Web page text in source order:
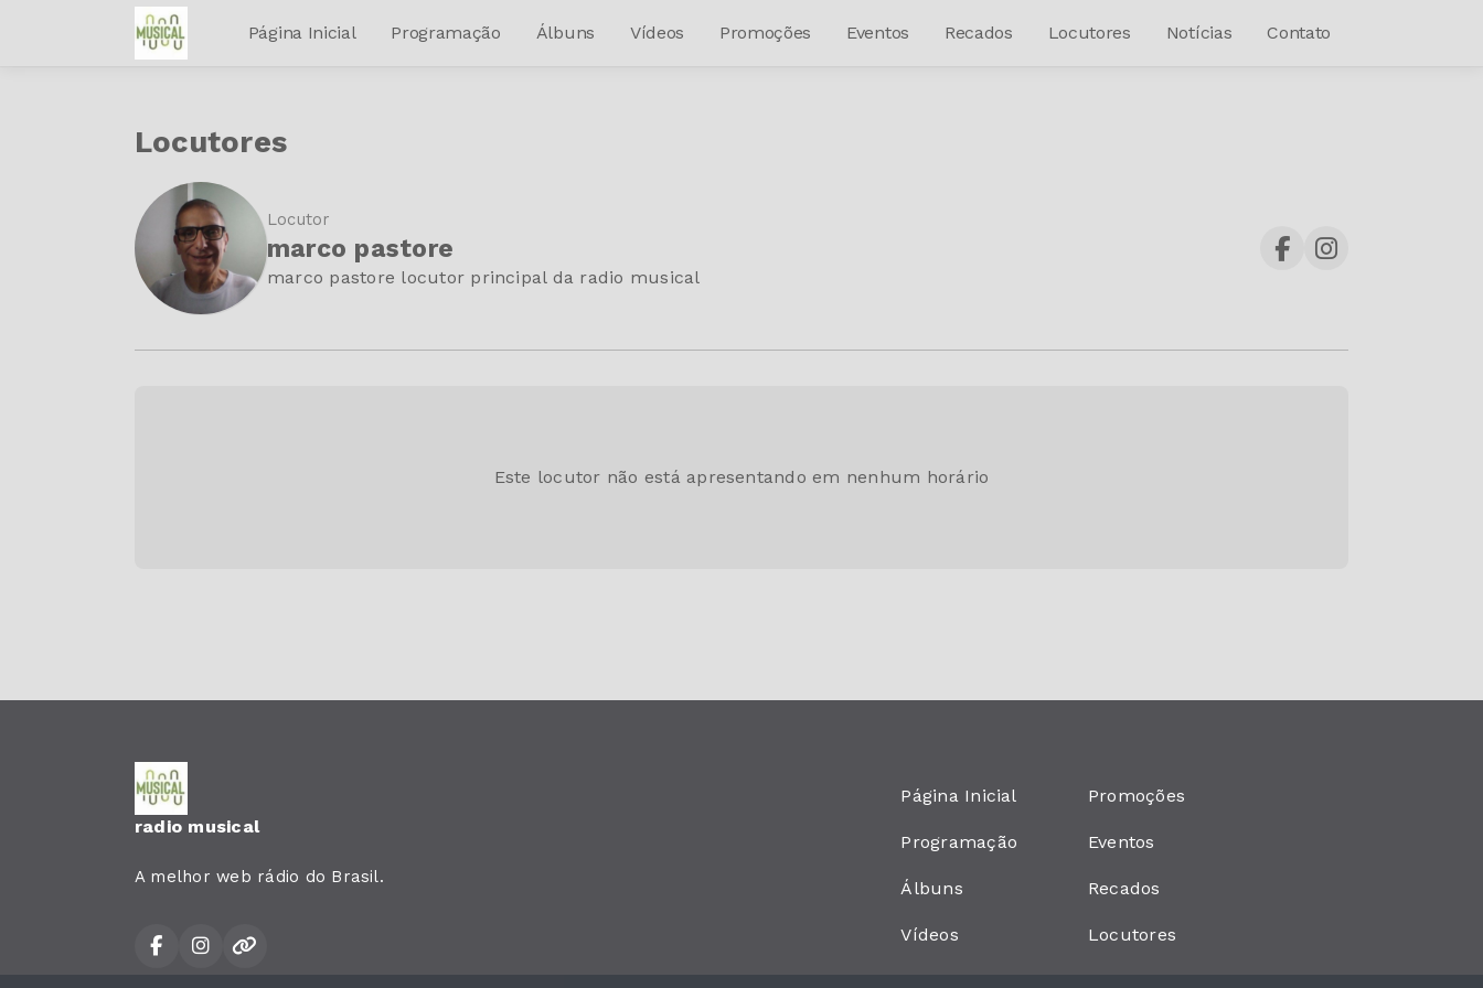
Página Inicial Programação Álbuns Vídeos Promoções Eventos Recados Locutores Notícias Contato
Locutores
Locutor
marco pastore
marco pastore locutor principal da radio musical
Este locutor não está apresentando em nenhum horário
radio musical
A melhor web rádio do Brasil.
Página Inicial
Programação
Álbuns
Vídeos
Promoções
Eventos
Recados
Locutores